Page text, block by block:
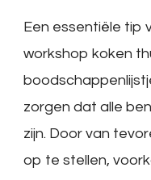
Een essentiële tip
workshop koken
zorgen dat alle
zijn. Door van
op te stellen,